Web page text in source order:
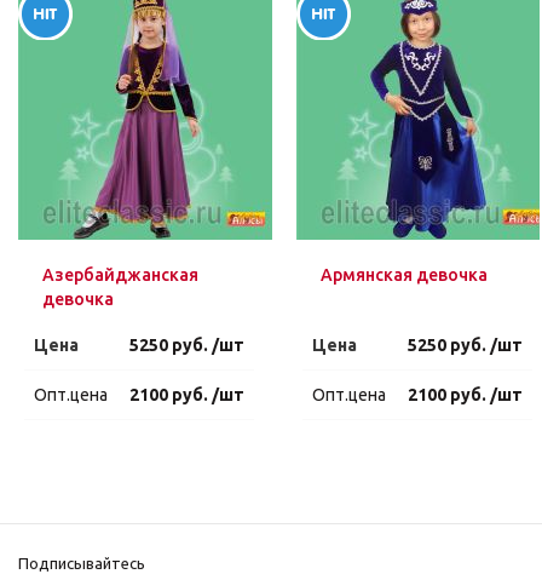
Азербайджанская
девочка
Цена 5250 руб. /шт
Опт.цена 2100 руб. /шт
Армянская девочка
Цена 5250 руб. /шт
Опт.цена 2100 руб. /шт
Подписывайтесь